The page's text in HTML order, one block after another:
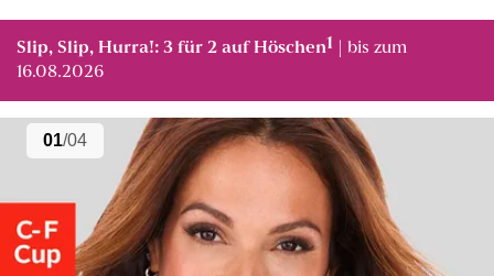
Slip, Slip, Hurra!: 3 für 2 auf Höschen1 | bis zum
16.08.2026
01/04